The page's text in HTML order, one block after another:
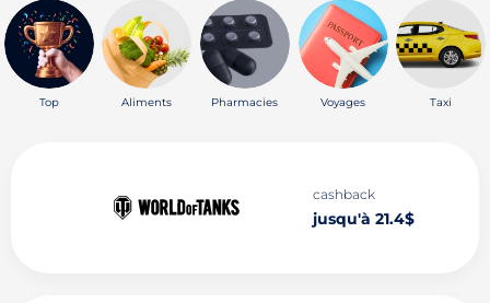
Top Aliments Pharmacies Voyages Taxi
cashback
jusqu'à 21.4$